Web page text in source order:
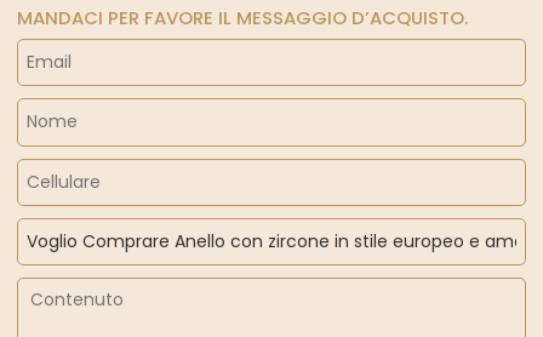
MANDACI PER FAVORE IL MESSAGGIO D’ACQUISTO.